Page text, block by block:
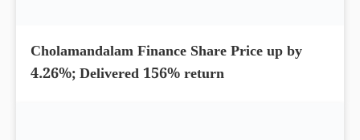
Cholamandalam Finance Share Price up by
4.26%; Delivered 156% return